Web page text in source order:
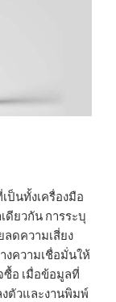
นทั้งเครื่องมือ
ดียวกัน การระบุ
ดความเสี่ยง
งความเชื่อมั่นให้
ซื้อ เมื่อข้อมูลที่
ตัวและงานพิมพ์